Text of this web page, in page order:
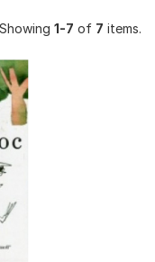
Showing 1-7 of 7 items.